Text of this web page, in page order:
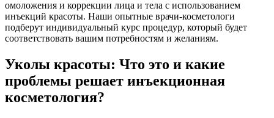
омоложения и коррекции лица и тела с использованием
инъекций красоты. Наши опытные врачи-косметологи
подберут индивидуальный курс процедур, который будет
соответствовать вашим потребностям и желаниям.
Уколы красоты: Что это и какие
проблемы решает инъекционная
косметология?